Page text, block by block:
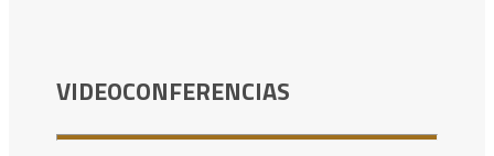
VIDEOCONFERENCIAS